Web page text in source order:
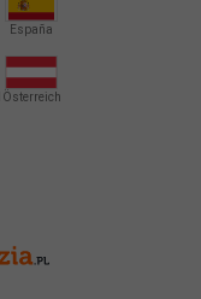
España
Österreich